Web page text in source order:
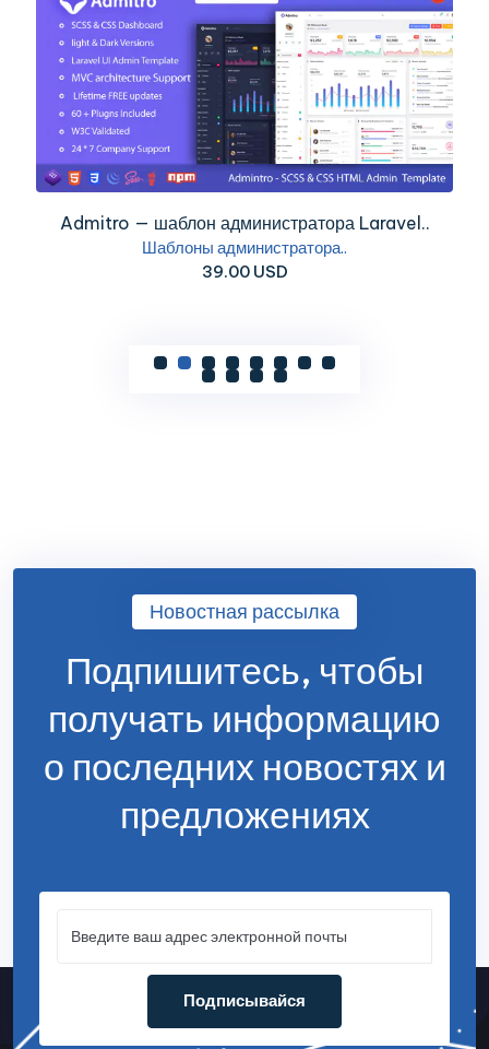
Admitro — шаблон администратора Laravel..
Шаблоны администратора..
39.00 USD
Новостная рассылка
Подпишитесь, чтобы
получать информацию
о последних новостях и
предложениях
Подписывайся